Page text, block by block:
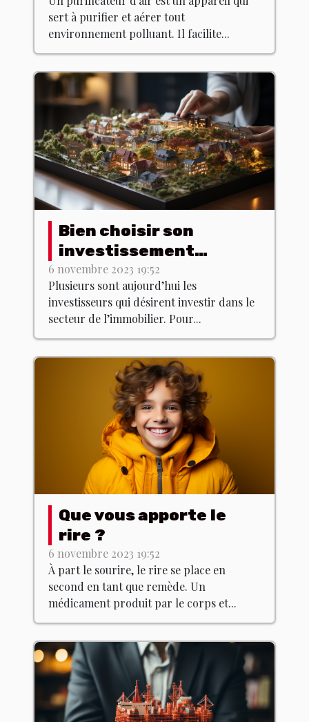
sert à purifier et aérer tout
environnement polluant. Il facilite...
Bien choisir son
investissement
immobilier : les
meilleurs conseils !
6 novembre 2023 19:52
Plusieurs sont aujourd’hui les
investisseurs qui désirent investir dans le
secteur de l’immobilier. Pour...
Que vous apporte le
rire ?
6 novembre 2023 19:52
À part le sourire, le rire se place en
second en tant que remède. Un
médicament produit par le corps et...